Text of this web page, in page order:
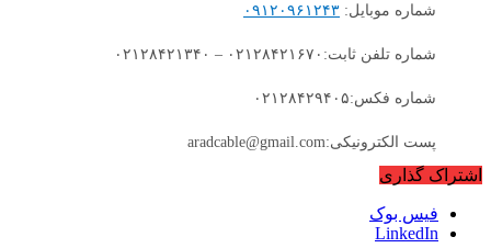
شماره موبایل: ۰۹۱۲۰۹۶۱۲۴۳
شماره تلفن ثابت:۰۲۱۲۸۴۲۱۶۷۰ – ۰۲۱۲۸۴۲۱۳۴۰
شماره فکس:۰۲۱۲۸۴۲۹۴۰۵
پست الکترونیکی:aradcable@gmail.com
اشتراک گذاری
فیس بوک
LinkedIn